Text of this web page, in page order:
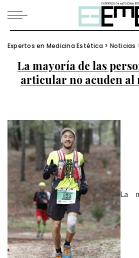
Expertos en Medicina Estética > Noticias
La mayoría de las
articular no acuden al
La